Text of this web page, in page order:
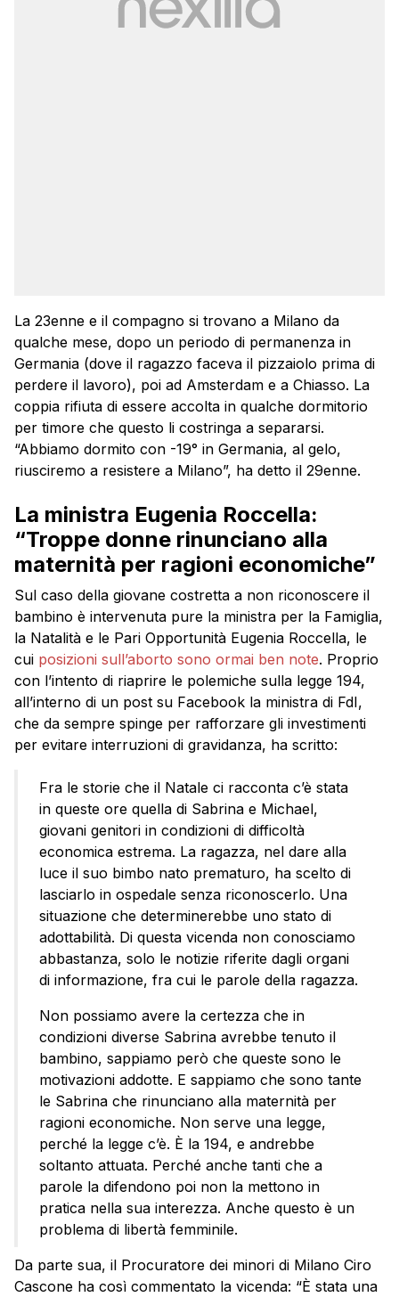
La 23enne e il compagno si trovano a Milano da
qualche mese, dopo un periodo di permanenza in
Germania (dove il ragazzo faceva il pizzaiolo prima di
perdere il lavoro), poi ad Amsterdam e a Chiasso. La
coppia rifiuta di essere accolta in qualche dormitorio
per timore che questo li costringa a separarsi.
“Abbiamo dormito con -19° in Germania, al gelo,
riusciremo a resistere a Milano”, ha detto il 29enne.
La ministra Eugenia Roccella:
“Troppe donne rinunciano alla
maternità per ragioni economiche”
Sul caso della giovane costretta a non riconoscere il
bambino è intervenuta pure la ministra per la Famiglia,
la Natalità e le Pari Opportunità Eugenia Roccella, le
cui posizioni sull’aborto sono ormai ben note. Proprio
con l’intento di riaprire le polemiche sulla legge 194,
all’interno di un post su Facebook la ministra di FdI,
che da sempre spinge per rafforzare gli investimenti
per evitare interruzioni di gravidanza, ha scritto:
Fra le storie che il Natale ci racconta c’è stata
in queste ore quella di Sabrina e Michael,
giovani genitori in condizioni di difficoltà
economica estrema. La ragazza, nel dare alla
luce il suo bimbo nato prematuro, ha scelto di
lasciarlo in ospedale senza riconoscerlo. Una
situazione che determinerebbe uno stato di
adottabilità. Di questa vicenda non conosciamo
abbastanza, solo le notizie riferite dagli organi
di informazione, fra cui le parole della ragazza.
Non possiamo avere la certezza che in
condizioni diverse Sabrina avrebbe tenuto il
bambino, sappiamo però che queste sono le
motivazioni addotte. E sappiamo che sono tante
le Sabrina che rinunciano alla maternità per
ragioni economiche. Non serve una legge,
perché la legge c’è. È la 194, e andrebbe
soltanto attuata. Perché anche tanti che a
parole la difendono poi non la mettono in
pratica nella sua interezza. Anche questo è un
problema di libertà femminile.
Da parte sua, il Procuratore dei minori di Milano Ciro
Cascone ha così commentato la vicenda: “È stata una